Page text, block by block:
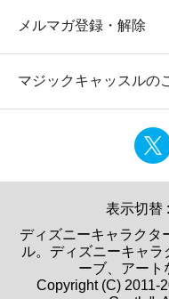
メルマガ登録・解除
マジックキャッスルの
表示切替 :
ディズニーキャラクタ
ル。ディズニーキャ
ーブ、アート
Copyright (C) 2011-